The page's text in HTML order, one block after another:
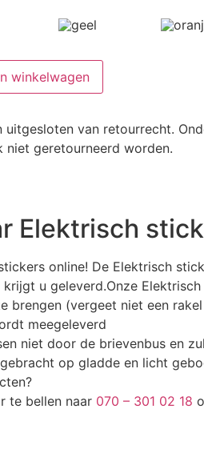
winkelwagen
van retourrecht.
niet geretourneerd worden.
Elektrisch
online! De Elektrisch
u geleverd.Onze
brengen (vergeet niet een
meegeleverd
niet door de brievenbus en
op gladde en licht
te bellen naar 070 – 301 02 18